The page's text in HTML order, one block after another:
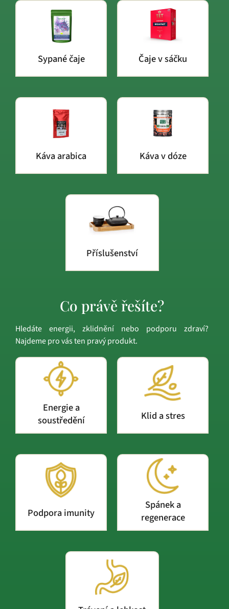
Sypané čaje Čaje v sáčku
Káva arabica Káva v dóze
Příslušenství
Co právě řešíte?
Hledáte energii, zklidnění nebo podporu zdraví?
Najdeme pro vás ten pravý produkt.
Energie a
soustředění
Klid a stres
Podpora imunity
Spánek a
regenerace